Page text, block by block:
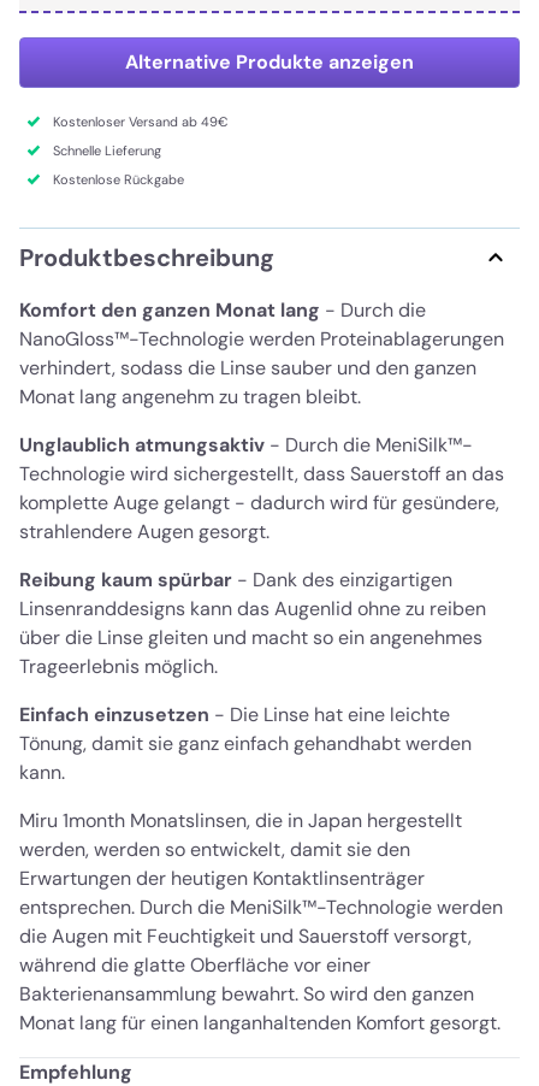
Alternative Produkte anzeigen
Kostenloser Versand ab 49€
Schnelle Lieferung
Kostenlose Rückgabe
Produktbeschreibung
Komfort den ganzen Monat lang - Durch die
NanoGloss™-Technologie werden Proteinablagerungen
verhindert, sodass die Linse sauber und den ganzen
Monat lang angenehm zu tragen bleibt.
Unglaublich atmungsaktiv - Durch die MeniSilk™-
Technologie wird sichergestellt, dass Sauerstoff an das
komplette Auge gelangt - dadurch wird für gesündere,
strahlendere Augen gesorgt.
Reibung kaum spürbar - Dank des einzigartigen
Linsenranddesigns kann das Augenlid ohne zu reiben
über die Linse gleiten und macht so ein angenehmes
Trageerlebnis möglich.
Einfach einzusetzen - Die Linse hat eine leichte
Tönung, damit sie ganz einfach gehandhabt werden
kann.
Miru 1month Monatslinsen, die in Japan hergestellt
werden, werden so entwickelt, damit sie den
Erwartungen der heutigen Kontaktlinsenträger
entsprechen. Durch die MeniSilk™-Technologie werden
die Augen mit Feuchtigkeit und Sauerstoff versorgt,
während die glatte Oberfläche vor einer
Bakterienansammlung bewahrt. So wird den ganzen
Monat lang für einen langanhaltenden Komfort gesorgt.
Empfehlung